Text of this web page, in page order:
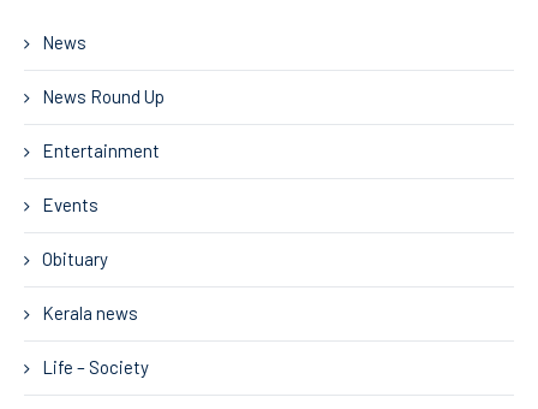
News
News Round Up
Entertainment
Events
Obituary
Kerala news
Life – Society